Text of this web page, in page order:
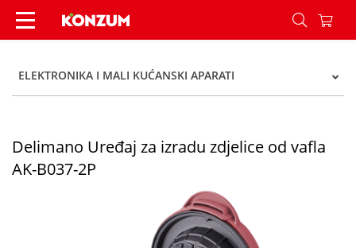
Delimano Uređaj za izradu zdjelice od vafla AK-
ELEKTRONIKA I MALI KUĆANSKI APARATI
Delimano Uređaj za izradu zdjelice od vafla
AK-B037-2P